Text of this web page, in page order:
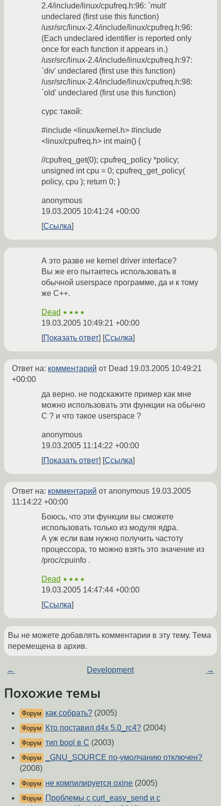
2.4/include/linux/cpufreq.h:96: `mult'
undeclared (first use this function)
/usr/src/linux-2.4/include/linux/cpufreq.h:96:
(Each undeclared identifier is reported only
once for each function it appears in.)
/usr/src/linux-2.4/include/linux/cpufreq.h:97:
`div' undeclared (first use this function)
/usr/src/linux-2.4/include/linux/cpufreq.h:98:
`old' undeclared (first use this function)
сурс такой:
#include <linux/kernel.h> #include
<linux/cpufreq.h> int main() {
//cpufreq_get(0); cpufreq_policy *policy;
unsigned int cpu = 0; cpufreq_get_policy(
policy, cpu ); return 0; }
anonymous
19.03.2005 10:41:24 +00:00
Ссылка
А это разве не kernel driver interface?
Вы же его пытаетесь использовать в
обычной userspace программе, да и к тому
же С++.
Dead ★★★★
19.03.2005 10:49:21 +00:00
Показать ответ
Ссылка
Ответ на: комментарий от Dead 19.03.2005 10:49:21
+00:00
да верно. не подскажите пример как мне
можно использовать эти функции на обычно
С ? и что такое userspace ?
anonymous
19.03.2005 11:14:22 +00:00
Показать ответ
Ссылка
Ответ на: комментарий от anonymous 19.03.2005
11:14:22 +00:00
Боюсь, что эти функции вы сможете
использовать только из модуля ядра.
А уж если вам нужно получить частоту
процессора, то можно взять это значение из
/proc/cpuinfo .
Dead ★★★★
19.03.2005 14:47:44 +00:00
Ссылка
Вы не можете добавлять комментарии в эту тему. Тема
перемещена в архив.
← Development →
Похожие темы
Форум как собрать? (2005)
Форум Кто поставил d4x 5.0_rc4? (2004)
Форум тип bool в C (2003)
Форум
_GNU_SOURCE по-умолчанию отключен?
(2008)
Форум не компилируется oxine (2005)
Форум
Проблемы с curl_easy_send и с